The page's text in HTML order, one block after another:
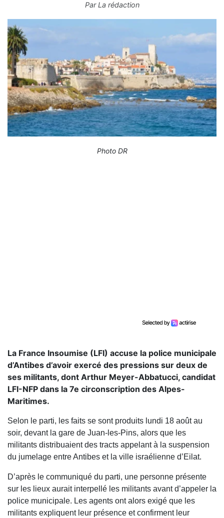
ParLa rédaction
Photo DR
La France Insoumise (LFI) accuse la police municipale
d’Antibes d’avoir exercé des pressions sur deux de
ses militants, dont Arthur Meyer-Abbatucci, candidat
LFI-NFP dans la 7e circonscription des Alpes-
Maritimes.
Selon le parti, les faits se sont produits lundi 18 août au
soir, devant la gare de Juan-les-Pins, alors que les
militants distribuaient des tracts appelant à la suspension
du jumelage entre Antibes et la ville israélienne d’Eilat.
D’après le communiqué du parti, une personne présente
sur les lieux aurait interpellé les militants avant d’appeler la
police municipale. Les agents ont alors exigé que les
militants expliquent leur présence et confirment leur